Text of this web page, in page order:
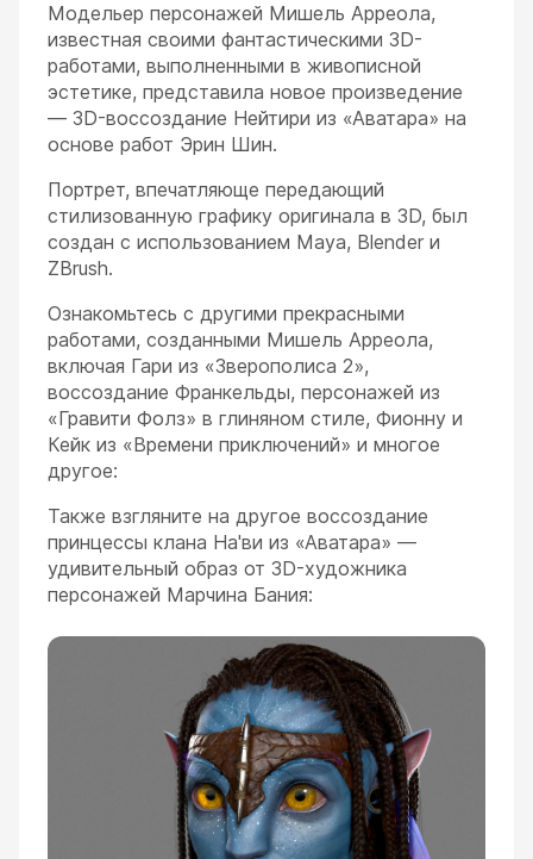
Модельер персонажей Мишель Арреола,
известная своими фантастическими 3D-
работами, выполненными в живописной
эстетике, представила новое произведение
— 3D-воссоздание Нейтири из «Аватара» на
основе работ Эрин Шин.
Портрет, впечатляюще передающий
стилизованную графику оригинала в 3D, был
создан с использованием Maya, Blender и
ZBrush.
Ознакомьтесь с другими прекрасными
работами, созданными Мишель Арреола,
включая Гари из «Зверополиса 2»,
воссоздание Франкельды, персонажей из
«Гравити Фолз» в глиняном стиле, Фионну и
Кейк из «Времени приключений» и многое
другое:
Также взгляните на другое воссоздание
принцессы клана На'ви из «Аватара» —
удивительный образ от 3D-художника
персонажей Марчина Бания: